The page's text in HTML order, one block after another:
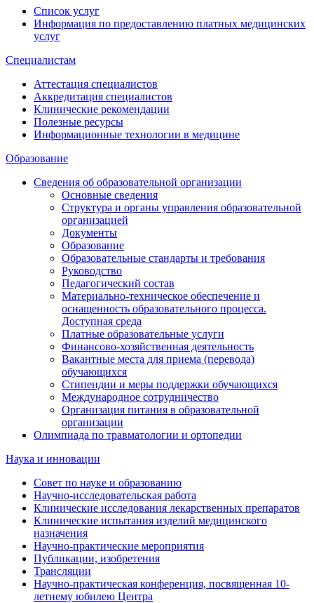
Список услуг
Информация по предоставлению платных медицинских
услуг
Специалистам
Аттестация специалистов
Аккредитация специалистов
Клинические рекомендации
Полезные ресурсы
Информационные технологии в медицине
Образование
Сведения об образовательной организации
Основные сведения
Структура и органы управления образовательной
организацией
Документы
Образование
Образовательные стандарты и требования
Руководство
Педагогический состав
Материально-техническое обеспечение и
оснащенность образовательного процесса.
Доступная среда
Платные образовательные услуги
Финансово-хозяйственная деятельность
Вакантные места для приема (перевода)
обучающихся
Стипендии и меры поддержки обучающихся
Международное сотрудничество
Организация питания в образовательной
организации
Олимпиада по травматологии и ортопедии
Наука и инновации
Совет по науке и образованию
Научно-исследовательская работа
Клинические исследования лекарственных препаратов
Клинические испытания изделий медицинского
назначения
Научно-практические мероприятия
Публикации, изобретения
Трансляции
Научно-практическая конференция, посвященная 10-
летнему юбилею Центра